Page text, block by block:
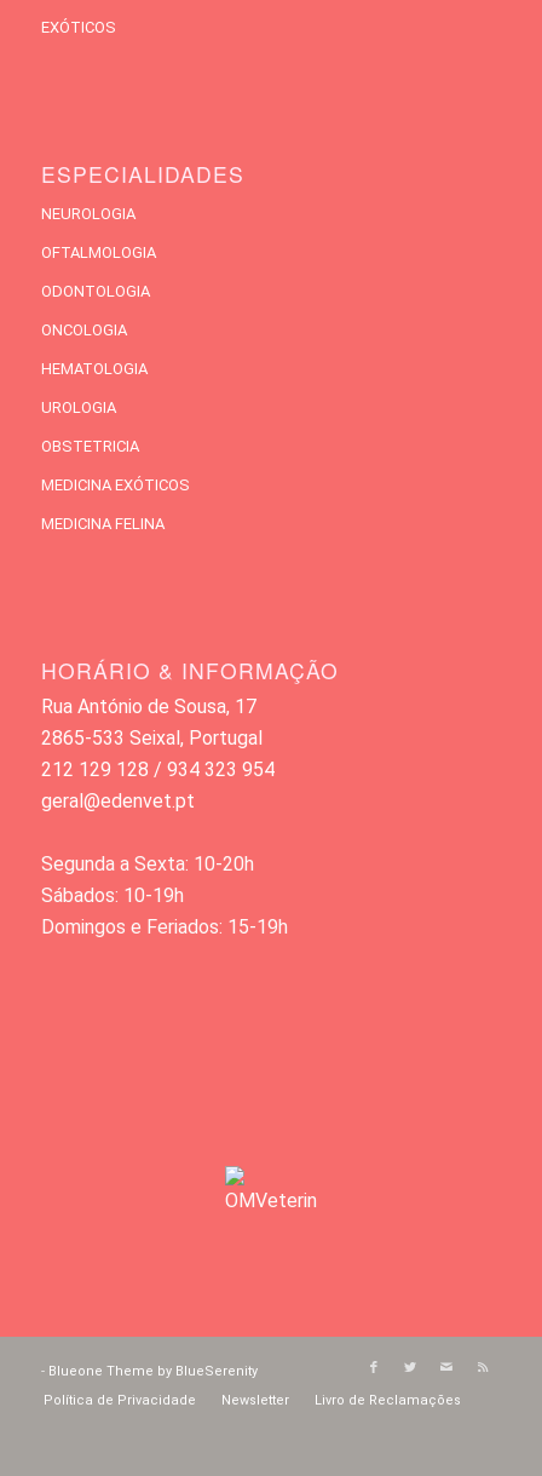
EXÓTICOS
ESPECIALIDADES
NEUROLOGIA
OFTALMOLOGIA
ODONTOLOGIA
ONCOLOGIA
HEMATOLOGIA
UROLOGIA
OBSTETRICIA
MEDICINA EXÓTICOS
MEDICINA FELINA
HORÁRIO & INFORMAÇÃO
Rua António de Sousa, 17
2865-533 Seixal, Portugal
212 129 128 / 934 323 954
geral@edenvet.pt
Segunda a Sexta: 10-20h
Sábados: 10-19h
Domingos e Feriados: 15-19h
- Blueone Theme by BlueSerenity
Política de Privacidade
Newsletter Livro de Reclamações